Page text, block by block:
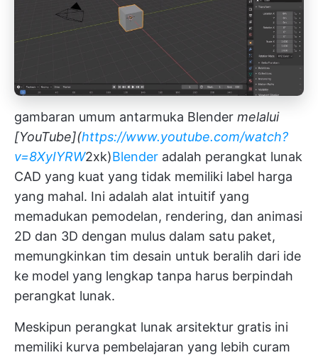
gambaran umum antarmuka Blender melalui
[YouTube](https://www.youtube.com/watch?
v=8XyIYRW2xk)Blender adalah perangkat lunak
CAD yang kuat yang tidak memiliki label harga
yang mahal. Ini adalah alat intuitif yang
memadukan pemodelan, rendering, dan animasi
2D dan 3D dengan mulus dalam satu paket,
memungkinkan tim desain untuk beralih dari ide
ke model yang lengkap tanpa harus berpindah
perangkat lunak.
Meskipun perangkat lunak arsitektur gratis ini
memiliki kurva pembelajaran yang lebih curam